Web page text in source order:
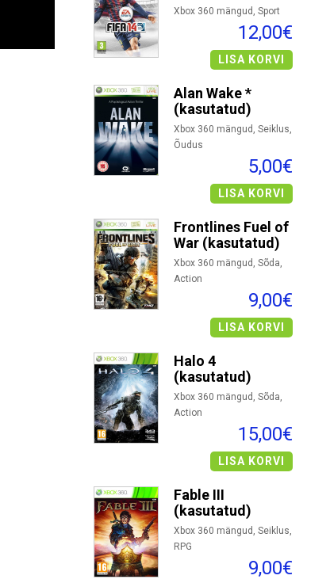
Xbox 360 mängud, Sport
12,00€
LISA KORVI
Alan Wake *
(kasutatud)
Xbox 360 mängud, Seiklus,
Õudus
5,00€
LISA KORVI
Frontlines Fuel of
War (kasutatud)
Xbox 360 mängud, Sõda,
Action
9,00€
LISA KORVI
Halo 4
(kasutatud)
Xbox 360 mängud, Sõda,
Action
15,00€
LISA KORVI
Fable III
(kasutatud)
Xbox 360 mängud, Seiklus,
RPG
9,00€